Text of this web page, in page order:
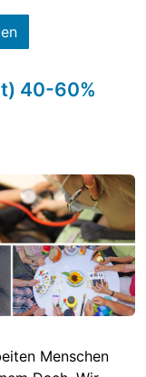
40-60%
Menschen